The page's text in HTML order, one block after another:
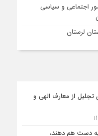
اجتماعی و سیاسی
لرستان
تجلیل از معارف الهی و
دست هم دهند،